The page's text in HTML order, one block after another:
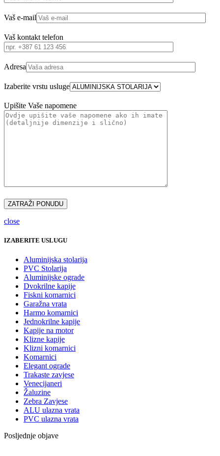
Vaš e-mail
Vaš kontakt telefon
Adresa
Izaberite vrstu usluge
Upišite Vaše napomene
close
IZABERITE USLUGU
Aluminijska stolarija
PVC Stolarija
Aluminijske ograde
Dvokrilne kapije
Fiskni komarnici
Garažna vrata
Harmo komarnici
Jednokrilne kapije
Kapije na motor
Klizne kapije
Klizni komarnici
Komarnici
Elegant ograde
Trakaste zavjese
Venecijaneri
Žaluzine
Zebra Zavjese
ALU ulazna vrata
PVC ulazna vrata
Posljednje objave